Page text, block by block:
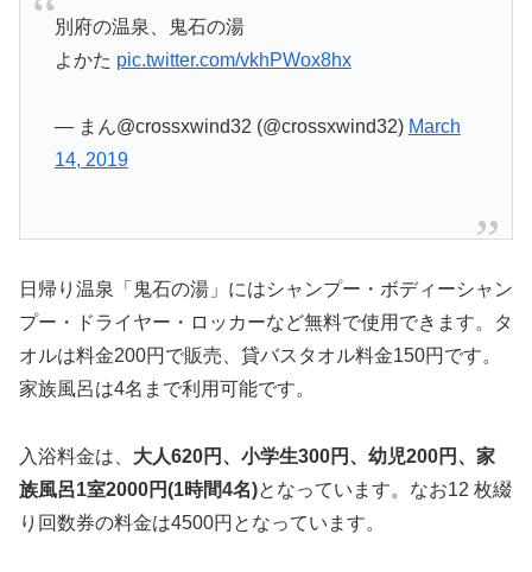
別府の温泉、鬼石の湯
よかた pic.twitter.com/vkhPWox8hx
— まん@crossxwind32 (@crossxwind32) March
14, 2019
日帰り温泉「鬼石の湯」にはシャンプー・ボディーシャン
プー・ドライヤー・ロッカーなど無料で使用できます。タ
オルは料金200円で販売、貸バスタオル料金150円です。
家族風呂は4名まで利用可能です。
入浴料金は、 大人620円、小学生300円、幼児200円、家
族風呂1室2000円(1時間4名)となっています。なお12 枚綴
り回数券の料金は4500円となっています。